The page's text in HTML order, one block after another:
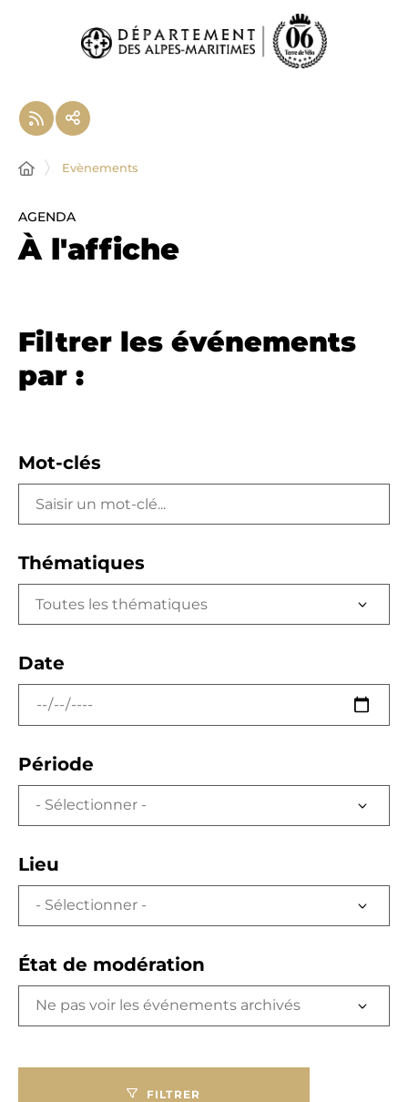
Evènements
AGENDA
À l'affiche
Filtrer les événements
par :
Mot-clés
Thématiques
Toutes les thématiques
Date
Période
Lieu
État de modération
FILTRER